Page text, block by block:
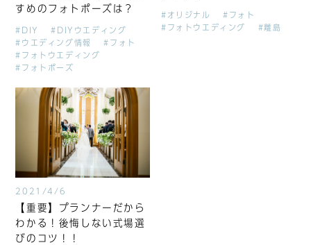
すめのフォトポーズは？
#DIY
#DIYウエディング
#ウエディング情報
#フォト
#フォトウエディング
#フォトポーズ
#オリジナル
#フォト
#フォトウエディング
#離島
2021/4/6
【重要】プランナーだから
わかる！後悔しない式場選
びのコツ！！